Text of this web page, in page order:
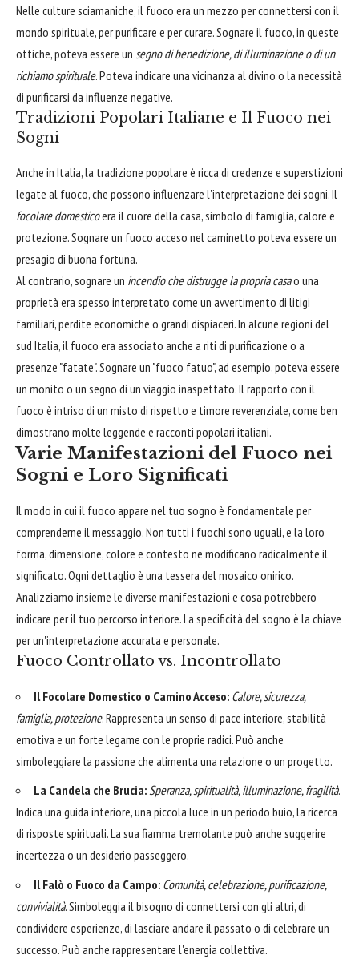
Nelle culture sciamaniche, il fuoco era un mezzo per connettersi con il
mondo spirituale, per purificare e per curare. Sognare il fuoco, in queste
ottiche, poteva essere un segno di benedizione, di illuminazione o di un
richiamo spirituale. Poteva indicare una vicinanza al divino o la necessità
di purificarsi da influenze negative.
Tradizioni Popolari Italiane e Il Fuoco nei
Sogni
Anche in Italia, la tradizione popolare è ricca di credenze e superstizioni
legate al fuoco, che possono influenzare l'interpretazione dei sogni. Il
focolare domesticoera il cuore della casa, simbolo di famiglia, calore e
protezione. Sognare un fuoco acceso nel caminetto poteva essere un
presagio di buona fortuna.
Al contrario, sognare un incendio che distrugge la propria casao una
proprietà era spesso interpretato come un avvertimento di litigi
familiari, perdite economiche o grandi dispiaceri. In alcune regioni del
sud Italia, il fuoco era associato anche a riti di purificazione o a
presenze "fatate". Sognare un "fuoco fatuo", ad esempio, poteva essere
un monito o un segno di un viaggio inaspettato. Il rapporto con il
fuoco è intriso di un misto di rispetto e timore reverenziale, come ben
dimostrano molte leggende e racconti popolari italiani.
Varie Manifestazioni del Fuoco nei
Sogni e Loro Significati
Il modo in cui il fuoco appare nel tuo sogno è fondamentale per
comprenderne il messaggio. Non tutti i fuochi sono uguali, e la loro
forma, dimensione, colore e contesto ne modificano radicalmente il
significato. Ogni dettaglio è una tessera del mosaico onirico.
Analizziamo insieme le diverse manifestazioni e cosa potrebbero
indicare per il tuo percorso interiore. La specificità del sogno è la chiave
per un'interpretazione accurata e personale.
Fuoco Controllato vs. Incontrollato
Il Focolare Domestico o Camino Acceso: Calore, sicurezza,
famiglia, protezione. Rappresenta un senso di pace interiore, stabilità
emotiva e un forte legame con le proprie radici. Può anche
simboleggiare la passione che alimenta una relazione o un progetto.
La Candela che Brucia:Speranza, spiritualità, illuminazione, fragilità.
Indica una guida interiore, una piccola luce in un periodo buio, la ricerca
di risposte spirituali. La sua fiamma tremolante può anche suggerire
incertezza o un desiderio passeggero.
Il Falò o Fuoco da Campo: Comunità, celebrazione, purificazione,
convivialità. Simboleggia il bisogno di connettersi con gli altri, di
condividere esperienze, di lasciare andare il passato o di celebrare un
successo. Può anche rappresentare l'energia collettiva.